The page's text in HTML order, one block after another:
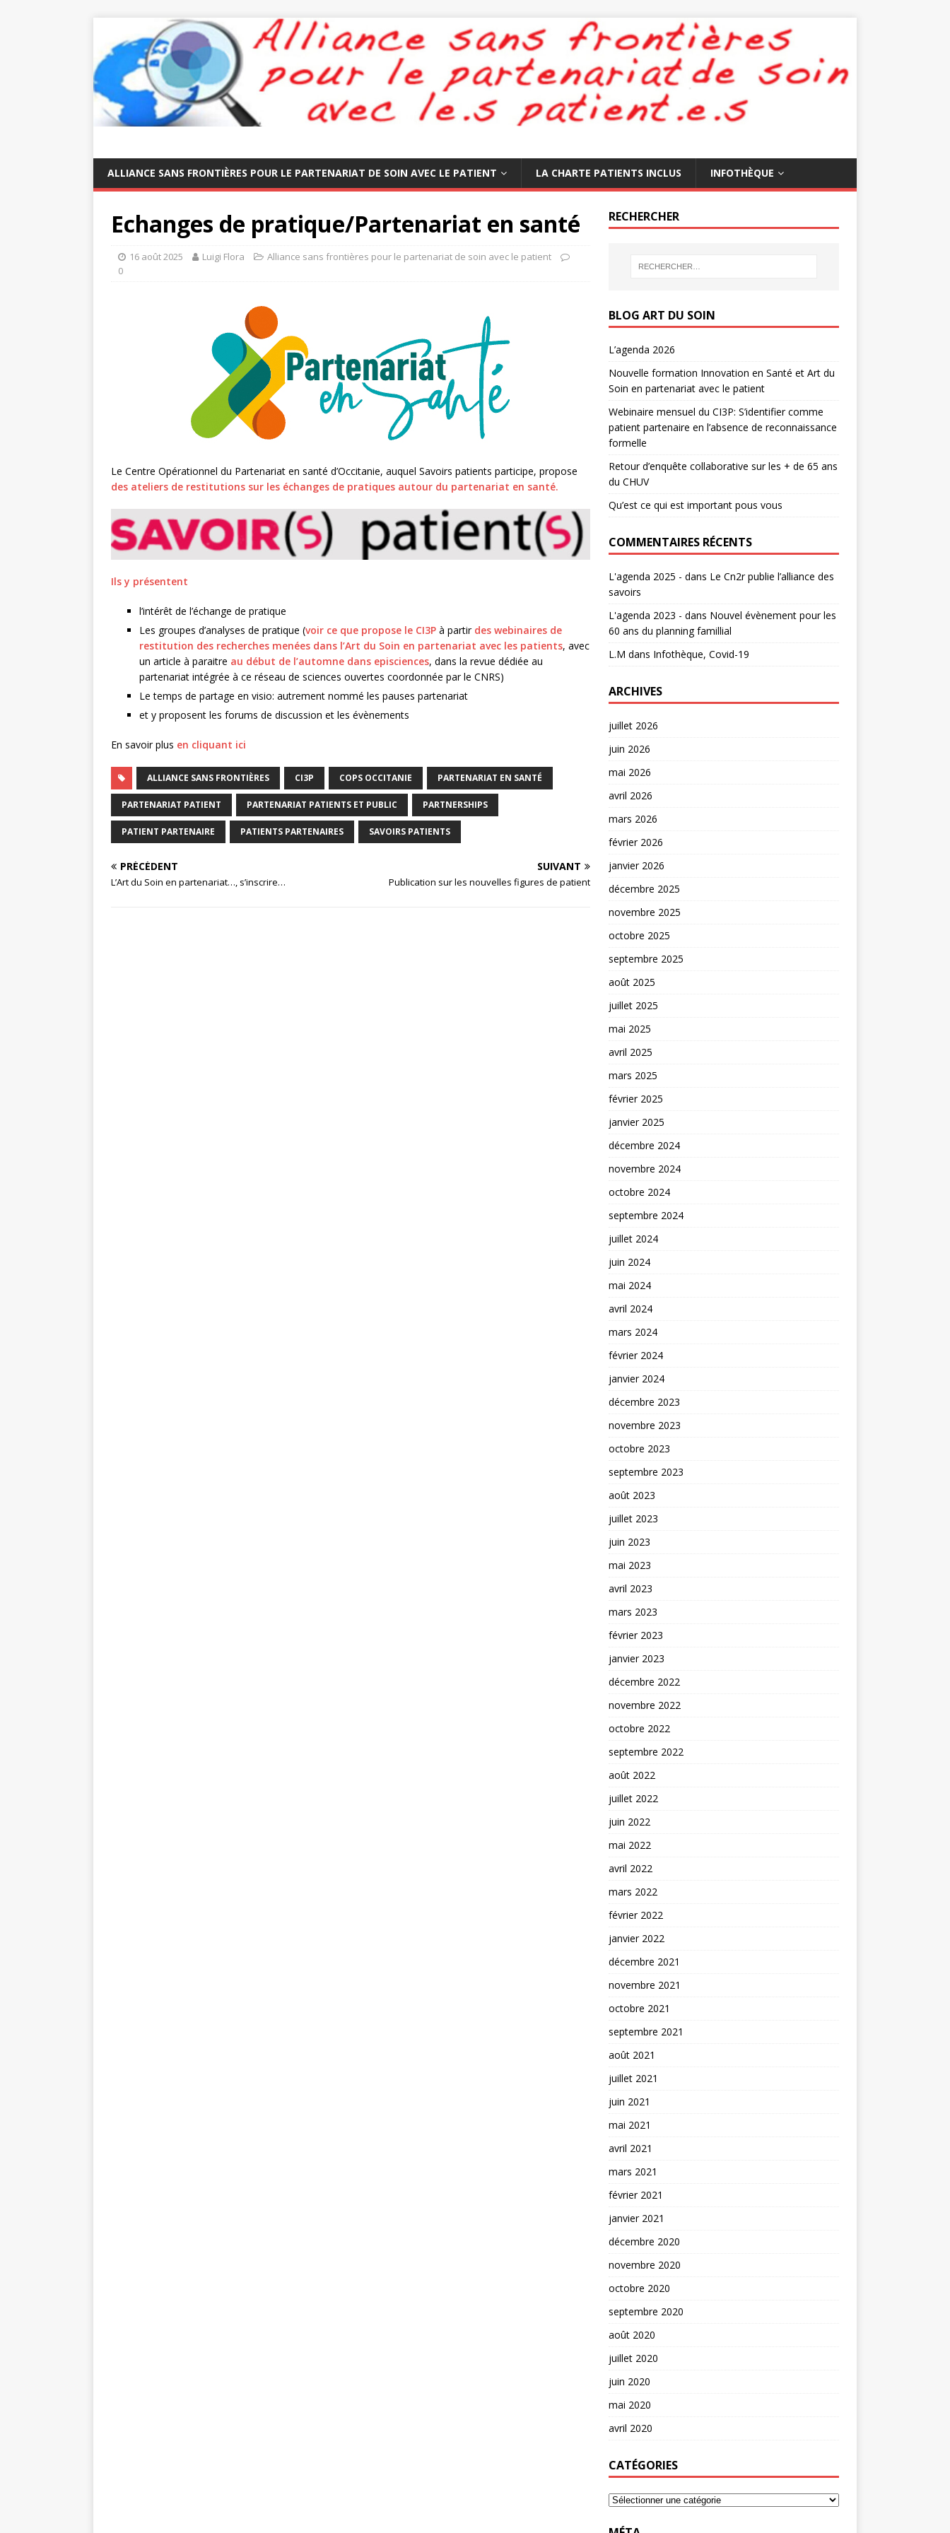
ALLIANCE SANS FRONTIÈRES POUR LE PARTENARIAT DE SOIN AVEC LE PATIENT LA CHARTE PATIENTS INCLUS INFOTHÈQUE
Echanges de pratique/Partenariat en santé
16 août 2025 Luigi Flora
Alliance sans frontières pour le partenariat de soin avec le patient
0
Le Centre Opérationnel du Partenariat en santé d’Occitanie, auquel Savoirs patients participe, propose
des ateliers de restitutions sur les échanges de pratiques autour du partenariat en santé.
Ils y présentent
l’intérêt de l’échange de pratique
Les groupes d’analyses de pratique (voir ce que propose le CI3P à partir des webinaires de
restitution des recherches menées dans l’Art du Soin en partenariat avec les patients, avec
un article à paraitre au début de l’automne dans episciences, dans la revue dédiée au
partenariat intégrée à ce réseau de sciences ouvertes coordonnée par le CNRS)
Le temps de partage en visio: autrement nommé les pauses partenariat
et y proposent les forums de discussion et les évènements
En savoir plus en cliquant ici
ALLIANCE SANS FRONTIÈRES CI3P COPS OCCITANIE PARTENARIAT EN SANTÉ
PARTENARIAT PATIENT PARTENARIAT PATIENTS ET PUBLIC PARTNERSHIPS
PATIENT PARTENAIRE PATIENTS PARTENAIRES SAVOIRS PATIENTS
PRÉCÉDENT
L’Art du Soin en partenariat…, s’inscrire…
SUIVANT
Publication sur les nouvelles figures de patient
RECHERCHER
BLOG ART DU SOIN
L’agenda 2026
Nouvelle formation Innovation en Santé et Art du
Soin en partenariat avec le patient
Webinaire mensuel du CI3P: S’identifier comme
patient partenaire en l’absence de reconnaissance
formelle
Retour d’enquête collaborative sur les + de 65 ans
du CHUV
Qu’est ce qui est important pous vous
COMMENTAIRES RÉCENTS
L'agenda 2025 - dans Le Cn2r publie l’alliance des
savoirs
L'agenda 2023 - dans Nouvel évènement pour les
60 ans du planning famillial
L.M dans Infothèque, Covid-19
ARCHIVES
juillet 2026
juin 2026
mai 2026
avril 2026
mars 2026
février 2026
janvier 2026
décembre 2025
novembre 2025
octobre 2025
septembre 2025
août 2025
juillet 2025
mai 2025
avril 2025
mars 2025
février 2025
janvier 2025
décembre 2024
novembre 2024
octobre 2024
septembre 2024
juillet 2024
juin 2024
mai 2024
avril 2024
mars 2024
février 2024
janvier 2024
décembre 2023
novembre 2023
octobre 2023
septembre 2023
août 2023
juillet 2023
juin 2023
mai 2023
avril 2023
mars 2023
février 2023
janvier 2023
décembre 2022
novembre 2022
octobre 2022
septembre 2022
août 2022
juillet 2022
juin 2022
mai 2022
avril 2022
mars 2022
février 2022
janvier 2022
décembre 2021
novembre 2021
octobre 2021
septembre 2021
août 2021
juillet 2021
juin 2021
mai 2021
avril 2021
mars 2021
février 2021
janvier 2021
décembre 2020
novembre 2020
octobre 2020
septembre 2020
août 2020
juillet 2020
juin 2020
mai 2020
avril 2020
CATÉGORIES